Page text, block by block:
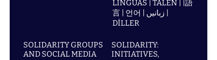
LÍNGUAS | TALEN | |語
言 | 언어 | زبانیں |
DİLLER
SOLIDARITY GROUPS
AND SOCIAL MEDIA
SOLIDARITY:
INITIATIVES,